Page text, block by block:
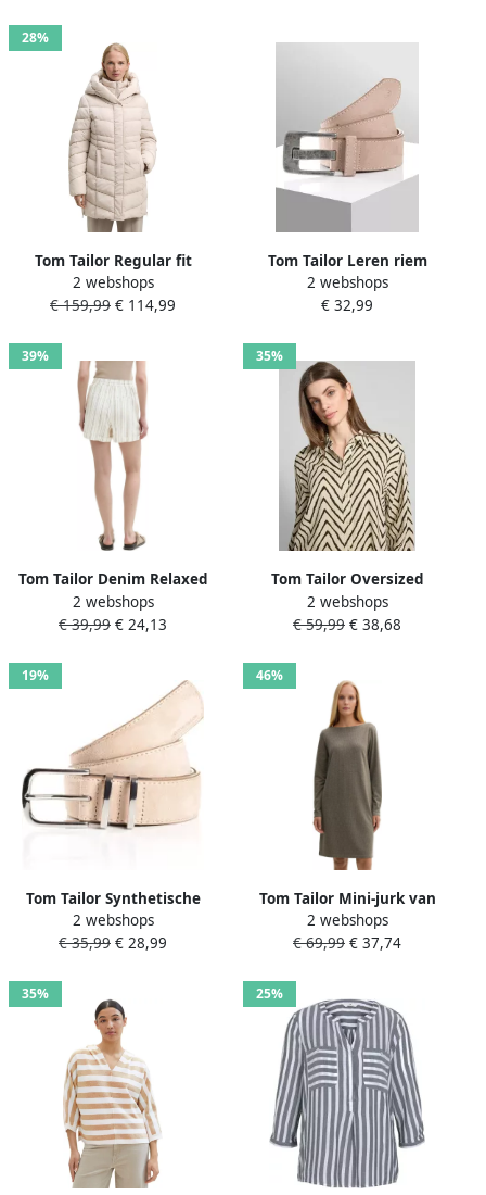
28%
Tom Tailor Regular fit
gewatteerde lange jas met
capuchon
2 webshops
€ 159,99 € 114,99
Tom Tailor Leren riem
TTLUCY 4 cm brede
damengordel casual en
2 webshops
€ 32,99
39%
Tom Tailor Denim Relaxed
fit korte broek van een mix
van viscose en linnen
2 webshops
€ 39,99 € 24,13
35%
Tom Tailor Oversized
overhemdblouse van een
mix van linnen en viscose
2 webshops
€ 59,99 € 38,68
19%
Tom Tailor Synthetische
riem TTMILLIE Suède met
sierstiksels – 3 5 cm breed
2 webshops
€ 35,99 € 28,99
46%
Tom Tailor Mini-jurk van
jacquard met pied-de-poule
en boothals
2 webshops
€ 69,99 € 37,74
35% 25%